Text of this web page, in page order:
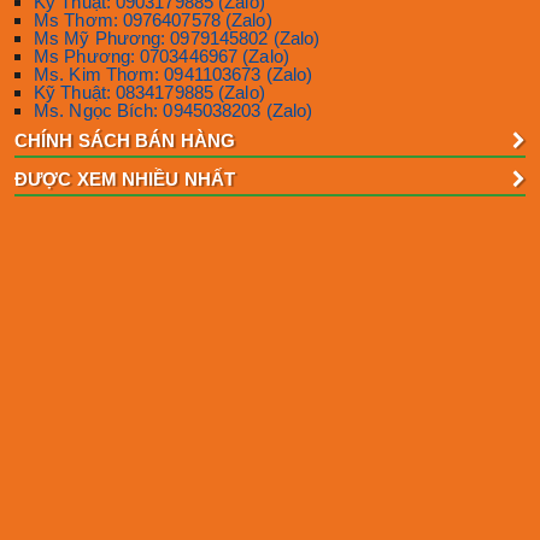
Ms Thơm: 0976407578 (Zalo)
Ms Mỹ Phương: 0979145802 (Zalo)
Ms Phương: 0703446967 (Zalo)
Ms. Kim Thơm: 0941103673 (Zalo)
Kỹ Thuật: 0834179885 (Zalo)
Ms. Ngọc Bích: 0945038203 (Zalo)
CHÍNH SÁCH BÁN HÀNG
ĐƯỢC XEM NHIỀU NHẤT